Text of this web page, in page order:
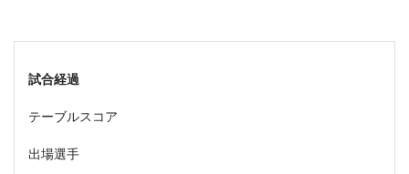
試合経過
テーブルスコア
出場選手